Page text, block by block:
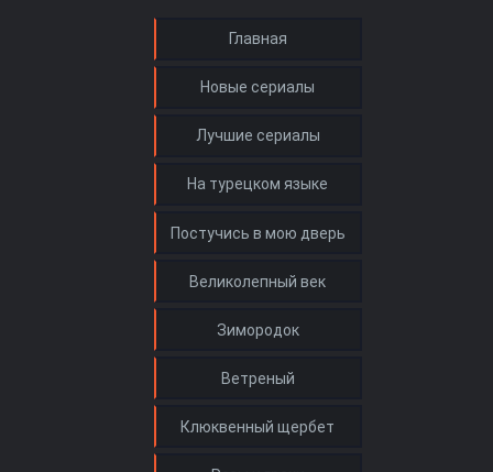
Главная
Новые сериалы
Лучшие сериалы
На турецком языке